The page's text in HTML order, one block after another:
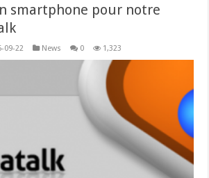
smartphone pour notre
09-22 News 0 1,323